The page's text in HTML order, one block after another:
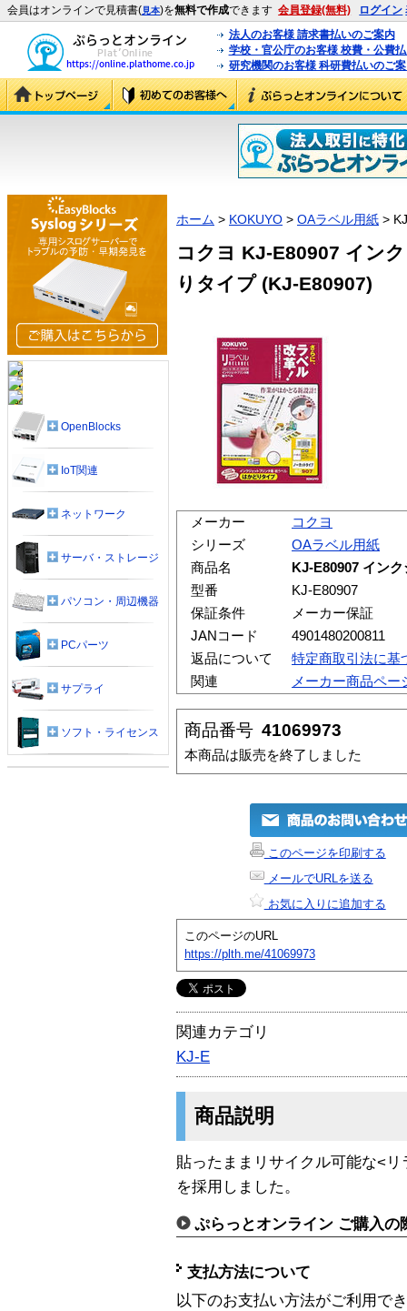
会員はオンラインで見積書(見本)を無料で作成できます 会員登録(無料) ログイン
法人のお客様 請求書払いのご案内
学校・官公庁のお客様 校費・公費
研究機関のお客様 科研費払いのご
ホーム > KOKUYO > OAラベル用紙 >
コクヨ KJ-E80907 イン
りタイプ (KJ-E80907)
メーカー
コクヨ
シリーズ
OAラベル用紙
商品名
KJ-E80907 イン
型番
KJ-E80907
保証条件
メーカー保証
JANコード
4901480200811
返品について
特定商取引法に基
関連
メーカー商品ペー
商品番号 41069973
本商品は販売を終了しました
このページを印刷する
メールでURLを送る
お気に入りに追加する
このページのURL
https://plth.me/41069973
関連カテゴリ
KJ-E
商品説明
貼ったままリサイクル可能な<
を採用しました。
ぷらっとオンライン ご購入の
支払方法について
以下のお支払い方法がご利用で
OpenBlocks
IoT関連
ネットワーク
サーバ・ストレージ
パソコン・周辺機器
PCパーツ
サプライ
ソフト・ライセンス